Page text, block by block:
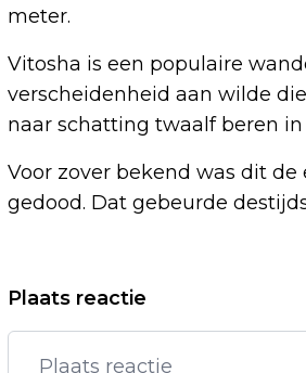
meter.
Vitosha is een populaire
verscheidenheid aan wilde
naar schatting twaalf beren
Voor zover bekend was dit
gedood. Dat gebeurde
Vorig artikel
ZERROUKI WIL NA
TWENTE NIET MEER
Plaats reactie